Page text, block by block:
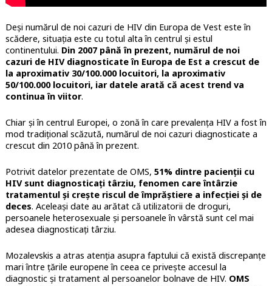
Deși numărul de noi cazuri de HIV din Europa de Vest este în
scădere, situația este cu totul alta în centrul și estul
continentului. Din 2007 până în prezent, numărul de noi
cazuri de HIV diagnosticate în Europa de Est a crescut de
la aproximativ 30/100.000 locuitori, la aproximativ
50/100.000 locuitori, iar datele arată că acest trend va
continua în viitor.
Chiar și în centrul Europei, o zonă în care prevalența HIV a fost în
mod tradițional scăzută, numărul de noi cazuri diagnosticate a
crescut din 2010 până în prezent.
Potrivit datelor prezentate de OMS, 51% dintre pacienții cu
HIV sunt diagnosticați târziu, fenomen care întârzie
tratamentul și crește riscul de împrăștiere a infecției și de
deces. Aceleași date au arătat că utilizatorii de droguri,
persoanele heterosexuale și persoanele în vârstă sunt cel mai
adesea diagnosticați târziu.
Mozalevskis a atras atenția asupra faptului că există discrepanțe
mari între țările europene în ceea ce privește accesul la
diagnostic și tratament al persoanelor bolnave de HIV. OMS